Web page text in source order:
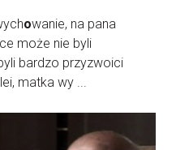
owanie, na pana
może nie byli
bardzo przyzwoici
matka wy ...